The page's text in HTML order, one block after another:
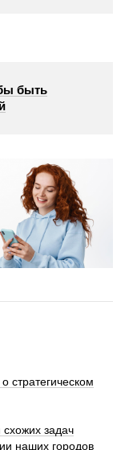
быть
стратегическом
задач
наших городов